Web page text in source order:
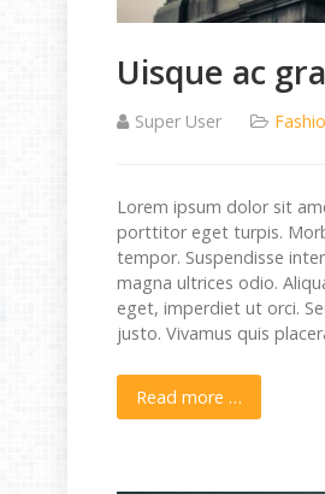
Uisque ac
Super User
Lorem ipsum dolor sit
porttitor eget turpis.
tempor. Suspendisse
magna ultrices odio.
eget, imperdiet ut orci.
justo. Vivamus quis
Read more …